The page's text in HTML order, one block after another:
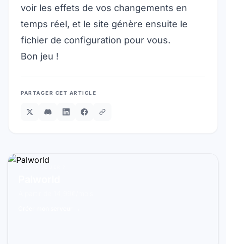
voir les effets de vos changements en
temps réel, et le site génère ensuite le
fichier de configuration pour vous.
Bon jeu !
PARTAGER CET ARTICLE